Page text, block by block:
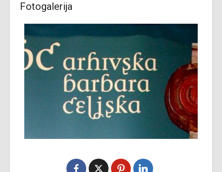
Fotogalerija